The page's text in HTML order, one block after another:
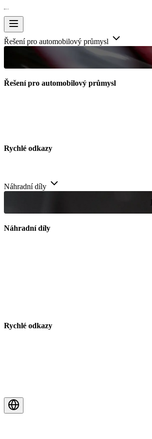
Řešení pro automobilový průmysl
Řešení pro automobilový průmysl
Rychlé odkazy
Náhradní díly
Náhradní díly
Rychlé odkazy